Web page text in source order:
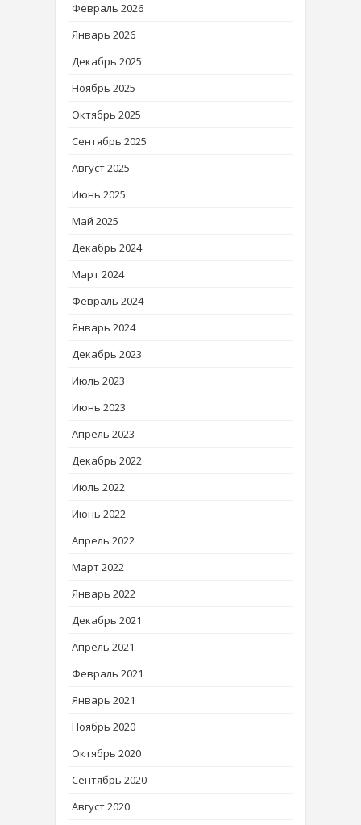
Февраль 2026
Январь 2026
Декабрь 2025
Ноябрь 2025
Октябрь 2025
Сентябрь 2025
Август 2025
Июнь 2025
Май 2025
Декабрь 2024
Март 2024
Февраль 2024
Январь 2024
Декабрь 2023
Июль 2023
Июнь 2023
Апрель 2023
Декабрь 2022
Июль 2022
Июнь 2022
Апрель 2022
Март 2022
Январь 2022
Декабрь 2021
Апрель 2021
Февраль 2021
Январь 2021
Ноябрь 2020
Октябрь 2020
Сентябрь 2020
Август 2020